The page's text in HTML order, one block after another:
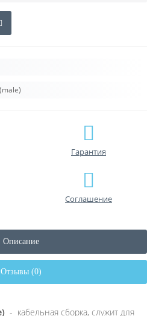
Гарантия
Соглашение
Описание
Отзывы (0)
- кабельная сборка, служит для